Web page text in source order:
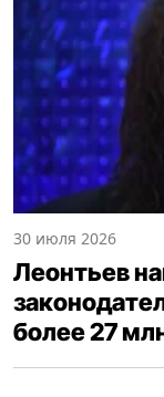
30 июля 2026
Леонтьев
более 27